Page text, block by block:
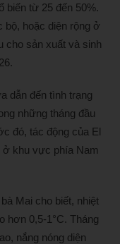
biến từ 25 đến 50%.
bộ, hoặc diện rộng ở
cho sản xuất và sinh
dẫn đến tình trạng
những tháng đầu
đó, tác động của El
ở khu vực phía Nam
Mai cho biết, nhiệt
hơn 0,5-1°C. Tháng
nắng nóng diện